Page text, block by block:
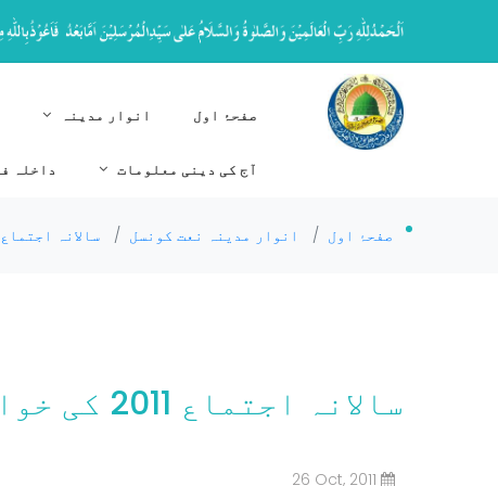
صفحۂ اول انوار مدینہ
آج کی دینی معلومات داخلہ
صفحۂ اول / انوار مدینہ نعت کونسل / سالانہ اجتماع
سالانہ اجتماع 2011 کی خواتین انتظامیہ کی دعوت
26 Oct, 2011